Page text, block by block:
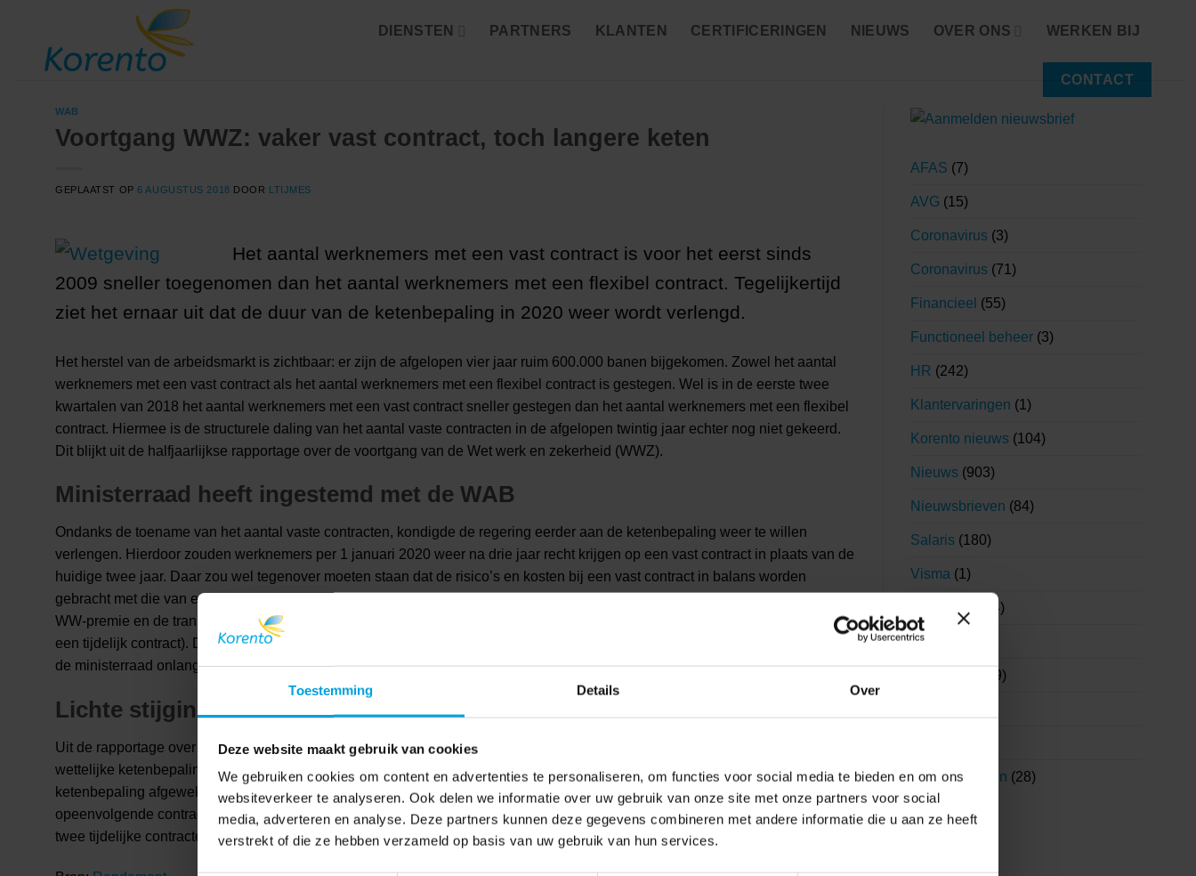
Toestemming Details Over
Deze website maakt gebruik van cookies
We gebruiken cookies om content en advertenties te personaliseren, om functies voor social media te bieden en om ons
websiteverkeer te analyseren. Ook delen we informatie over uw gebruik van onze site met onze partners voor social
media, adverteren en analyse. Deze partners kunnen deze gegevens combineren met andere informatie die u aan ze heeft
verstrekt of die ze hebben verzameld op basis van uw gebruik van hun services.
DIENSTEN PARTNERS KLANTEN CERTIFICERINGEN NIEUWS OVER ONS WERKEN BIJ
CONTACT
WAB
Voortgang WWZ: vaker vast contract, toch langere keten
GEPLAATST OP6 AUGUSTUS 2018 DOOR LTIJMES
Het aantal werknemers met een vast contract is voor het eerst sinds
2009 sneller toegenomen dan het aantal werknemers met een flexibel contract. Tegelijkertijd
ziet het ernaar uit dat de duur van de ketenbepaling in 2020 weer wordt verlengd.
Het herstel van de arbeidsmarkt is zichtbaar: er zijn de afgelopen vier jaar ruim 600.000 banen bijgekomen. Zowel het aantal
werknemers met een vast contract als het aantal werknemers met een flexibel contract is gestegen. Wel is in de eerste twee
kwartalen van 2018 het aantal werknemers met een vast contract sneller gestegen dan het aantal werknemers met een flexibel
contract. Hiermee is de structurele daling van het aantal vaste contracten in de afgelopen twintig jaar echter nog niet gekeerd.
Dit blijkt uit de halfjaarlijkse rapportage over de voortgang van de Wet werk en zekerheid (WWZ).
Ministerraad heeft ingestemd met de WAB
Ondanks de toename van het aantal vaste contracten, kondigde de regering eerder aan de ketenbepaling weer te willen
verlengen. Hierdoor zouden werknemers per 1 januari 2020 weer na drie jaar recht krijgen op een vast contract in plaats van de
huidige twee jaar. Daar zou wel tegenover moeten staan dat de risico’s en kosten bij een vast contract in balans worden
gebracht met die van een tijdelijk contract. Maatregelen die hieraan moeten bijdragen, zijn bijvoorbeeld de hervorming van de
WW-premie en de transitievergoeding die meteen na indiensttreding verschuldigd kan zijn (dus ook bij het niet verlengen van
een tijdelijk contract). Deze maatregelen zijn opgenomen in het voorstel voor de
de ministerraad onlangs heeft ingestemd. De Tweede en Eerste Kamer moeten zich nog wel over dit wetsvoorstel buigen.
Lichte stijging van cao’s met afwijking ketenbepaling
Uit de rapportage over de voortgang van de WWZ blijkt verder dat het aantal cao’s waarin een afwijking van de
wettelijke ketenbepaling is opgenomen in 2017 licht is gestegen. Van de 98 onderzochte cao’s werd in 43 cao’s van de
ketenbepaling afgeweken. De afwijkingen gingen het vaakst om de duur van de ketenbepaling (31 keer) en het aantal
opeenvolgende contracten (23 keer). Vijf keer ging het om een afwijking van de lengte van de maximale tussenpoos die tussen
twee tijdelijke contracten mag zitten.
AFAS (7)
AVG (15)
Coronavirus (3)
Coronavirus (71)
Financieel (55)
Functioneel beheer (3)
HR (242)
Klantervaringen (1)
Korento nieuws (104)
Nieuws (903)
Nieuwsbrieven (84)
Salaris (180)
Visma (1)
(4)
WAB
(99)
Zorg en welzijn (28)